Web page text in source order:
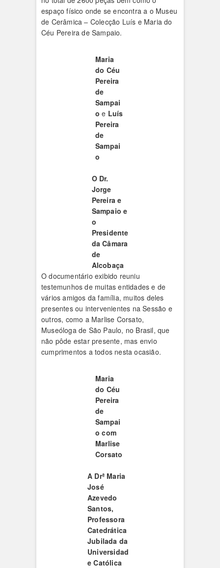
espaço físico onde se encontra a o Museu
de Cerâmica – Colecção Luís e Maria do
Céu Pereira de Sampaio.
Maria
do Céu
Pereira
de
Sampai
o e Luís
Pereira
de
Sampai
o
O Dr.
Jorge
Pereira e
Sampaio e
o
Presidente
da Câmara
de
Alcobaça
O documentário exibido reuniu
testemunhos de muitas entidades e de
vários amigos da família, muitos deles
presentes ou intervenientes na Sessão e
outros, como a Marlise Corsato,
Museóloga de São Paulo, no Brasil, que
não pôde estar presente, mas envio
cumprimentos a todos nesta ocasião.
Maria
do Céu
Pereira
de
Sampai
o com
Marlise
Corsato
A Drª Maria
José
Azevedo
Santos,
Professora
Catedrática
Jubilada da
Universidad
e Católica